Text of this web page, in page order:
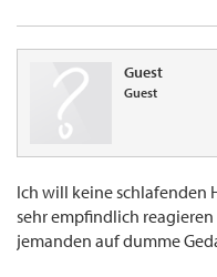
Guest
Guest
Ich will keine schlafenden
sehr empfindlich
jemanden auf dumme